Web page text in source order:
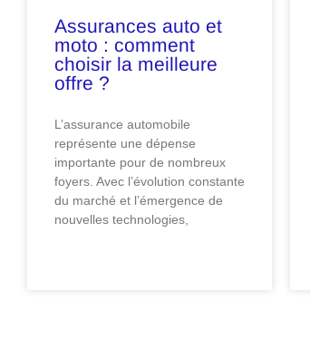
Assurances auto et
moto : comment
choisir la meilleure
offre ?
L’assurance automobile
représente une dépense
importante pour de nombreux
foyers. Avec l’évolution constante
du marché et l’émergence de
nouvelles technologies,